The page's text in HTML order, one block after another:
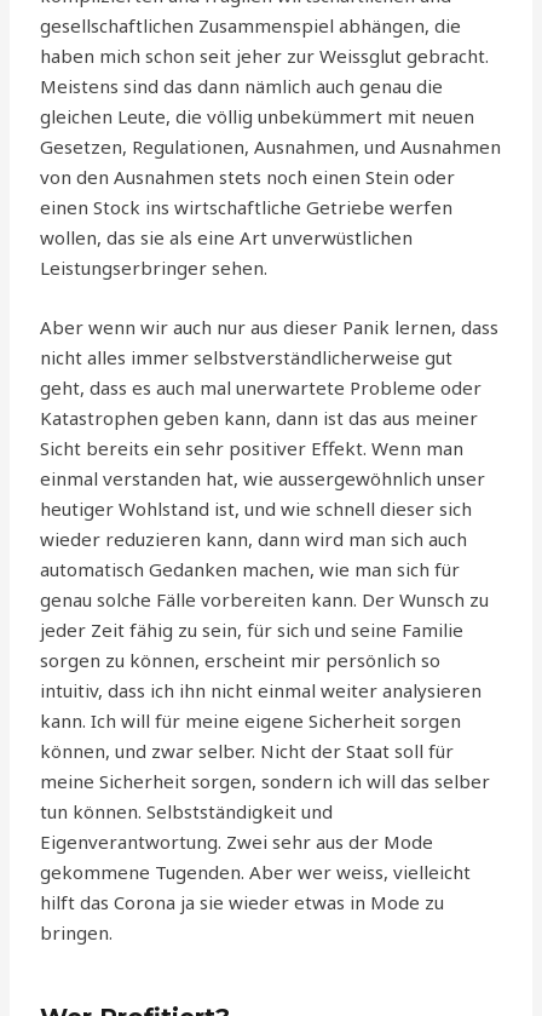
gesellschaftlichen Zusammenspiel abhängen, die
haben mich schon seit jeher zur Weissglut gebracht.
Meistens sind das dann nämlich auch genau die
gleichen Leute, die völlig unbekümmert mit neuen
Gesetzen, Regulationen, Ausnahmen, und Ausnahmen
von den Ausnahmen stets noch einen Stein oder
einen Stock ins wirtschaftliche Getriebe werfen
wollen, das sie als eine Art unverwüstlichen
Leistungserbringer sehen.
Aber wenn wir auch nur aus dieser Panik lernen, dass
nicht alles immer selbstverständlicherweise gut
geht, dass es auch mal unerwartete Probleme oder
Katastrophen geben kann, dann ist das aus meiner
Sicht bereits ein sehr positiver Effekt. Wenn man
einmal verstanden hat, wie aussergewöhnlich unser
heutiger Wohlstand ist, und wie schnell dieser sich
wieder reduzieren kann, dann wird man sich auch
automatisch Gedanken machen, wie man sich für
genau solche Fälle vorbereiten kann. Der Wunsch zu
jeder Zeit fähig zu sein, für sich und seine Familie
sorgen zu können, erscheint mir persönlich so
intuitiv, dass ich ihn nicht einmal weiter analysieren
kann. Ich will für meine eigene Sicherheit sorgen
können, und zwar selber. Nicht der Staat soll für
meine Sicherheit sorgen, sondern ich will das selber
tun können. Selbstständigkeit und
Eigenverantwortung. Zwei sehr aus der Mode
gekommene Tugenden. Aber wer weiss, vielleicht
hilft das Corona ja sie wieder etwas in Mode zu
bringen.